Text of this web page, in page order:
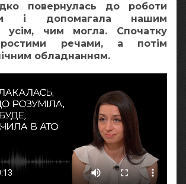
повернулась до роботи
і допомагала нашим
усім, чим могла. Спочатку
речами, а потім
обладнанням.